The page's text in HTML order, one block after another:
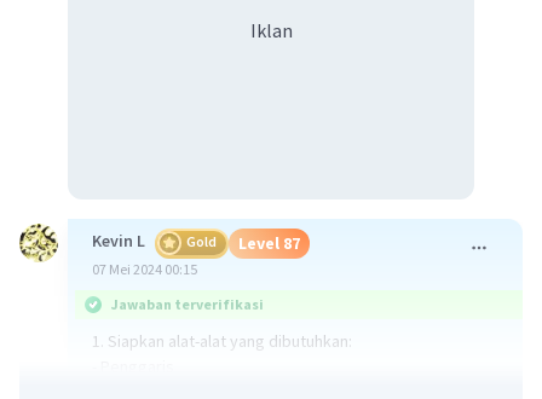
Iklan
Kevin L Gold Level 87
07 Mei 2024 00:15
Jawaban terverifikasi
1. Siapkan alat-alat yang dibutuhkan: